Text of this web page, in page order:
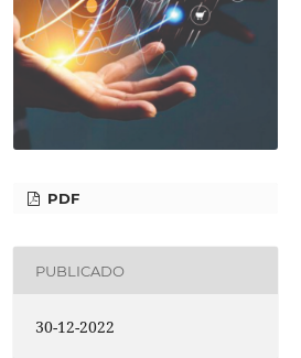
PDF
PUBLICADO
30-12-2022